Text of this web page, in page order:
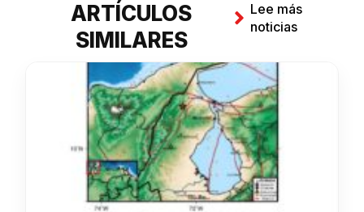
ARTÍCULOS
SIMILARES
Lee más
noticias